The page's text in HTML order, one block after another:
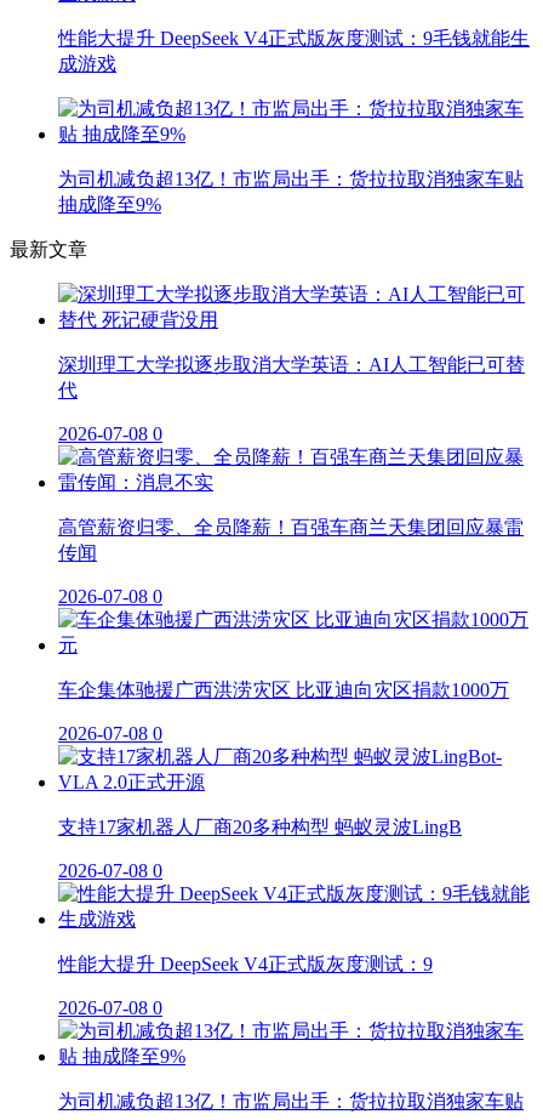
性能大提升 DeepSeek V4正式版灰度测试：9毛钱就能生
成游戏
为司机减负超13亿！市监局出手：货拉拉取消独家车贴
抽成降至9%
最新文章
深圳理工大学拟逐步取消大学英语：AI人工智能已可替
代
2026-07-08 0
高管薪资归零、全员降薪！百强车商兰天集团回应暴雷
传闻
2026-07-08 0
车企集体驰援广西洪涝灾区 比亚迪向灾区捐款1000万
2026-07-08 0
支持17家机器人厂商20多种构型 蚂蚁灵波LingB
2026-07-08 0
性能大提升 DeepSeek V4正式版灰度测试：9
2026-07-08 0
为司机减负超13亿！市监局出手：货拉拉取消独家车贴